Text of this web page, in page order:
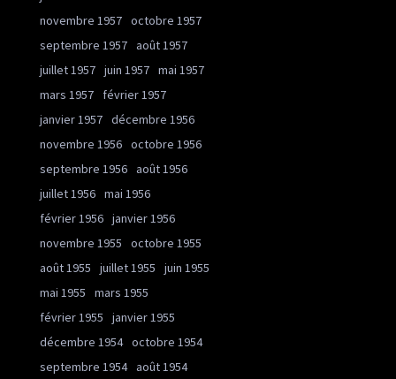
novembre 1957 octobre 1957
septembre 1957 août 1957
juillet 1957 juin 1957 mai 1957
mars 1957
février 1957
janvier 1957 décembre 1956
novembre 1956 octobre 1956
septembre 1956 août 1956
juillet 1956 mai 1956
février 1956 janvier 1956
novembre 1955
octobre 1955
août 1955
juillet 1955
juin 1955
mai 1955
mars 1955
février 1955
janvier 1955
décembre 1954 octobre 1954
septembre 1954 août 1954